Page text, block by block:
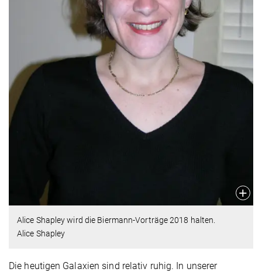
Alice Shapley wird die Biermann-Vorträge 2018 halten.
Alice Shapley
Die heutigen Galaxien sind relativ ruhig. In unserer